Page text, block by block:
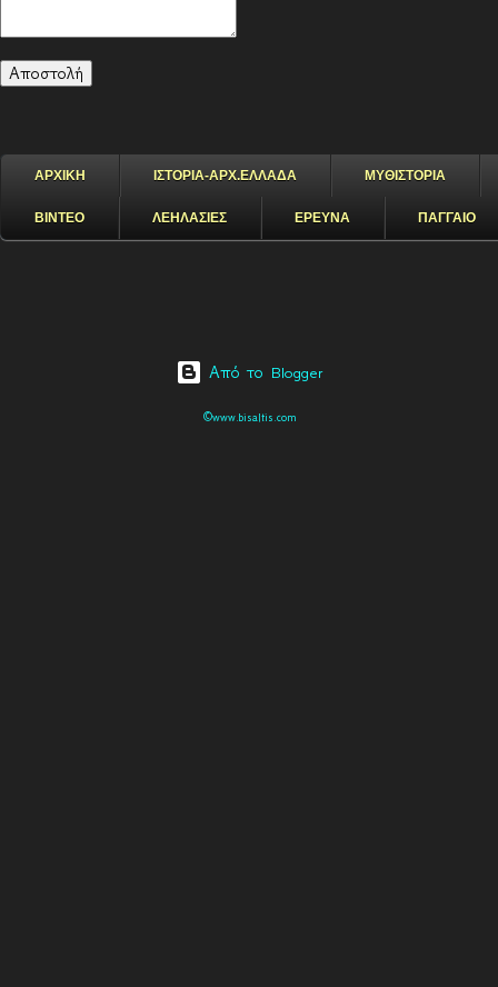
ΑΡΧΙΚΗ ΙΣΤΟΡΙΑ-ΑΡΧ.ΕΛΛΑΔΑ ΜΥΘΙΣΤΟΡΙΑ
ΒΙΝΤΕΟ ΛΕΗΛΑΣΙΕΣ ΕΡΕΥΝΑ ΠΑΓΓΑΙΟ
Από το Blogger
©www.bisaltis.com